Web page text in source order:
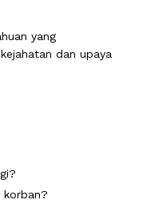
yang
dan upaya
korban?